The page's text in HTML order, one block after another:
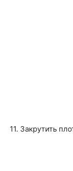
11. Закрутить